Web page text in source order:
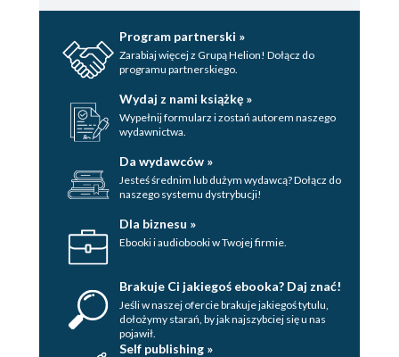
Program partnerski »
Zarabiaj więcej z Grupą Helion! Dołącz do
programu partnerskiego.
Wydaj z nami książkę »
Wypełnij formularz i zostań autorem naszego
wydawnictwa.
Da wydawców »
Jesteś średnim lub dużym wydawcą? Dołącz do
naszego systemu dystrybucji!
Dla biznesu »
Ebooki i audiobooki w Twojej firmie.
Brakuje Ci jakiegoś ebooka? Daj znać!
Jeśli w naszej ofercie brakuje jakiegoś tytulu,
dołożymy starań, by jak najszybciej się u nas
pojawił.
Self publishing »